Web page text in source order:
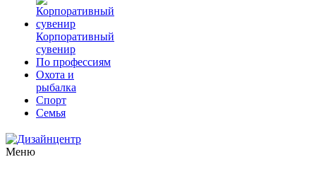
Корпоративный
сувенир
По профессиям
Охота и
рыбалка
Спорт
Семья
Меню